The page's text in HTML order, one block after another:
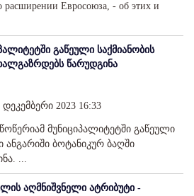
расширении Евросоюза, - об этих и
გაწეული საქმიანობის
წარუდგინა
2023 16:33
მუნიციპალიტეტში გაწეული
ანგარიში ბოტანიკურ ბაღში
...
აღმნიშვნელი ატრიბუტი -